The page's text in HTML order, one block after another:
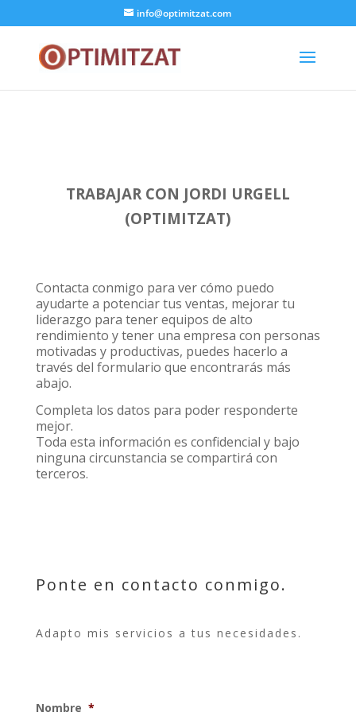
info@optimitzat.com
TRABAJAR CON JORDI URGELL
(OPTIMITZAT)
Contacta conmigo para ver cómo puedo
ayudarte a potenciar tus ventas, mejorar tu
liderazgo para tener equipos de alto
rendimiento y tener una empresa con personas
motivadas y productivas, puedes hacerlo a
través del formulario que encontrarás más
abajo.
Completa los datos para poder responderte
mejor.
Toda esta información es confidencial y bajo
ninguna circunstancia se compartirá con
terceros.
Ponte en contacto conmigo.
Adapto mis servicios a tus necesidades.
Nombre *